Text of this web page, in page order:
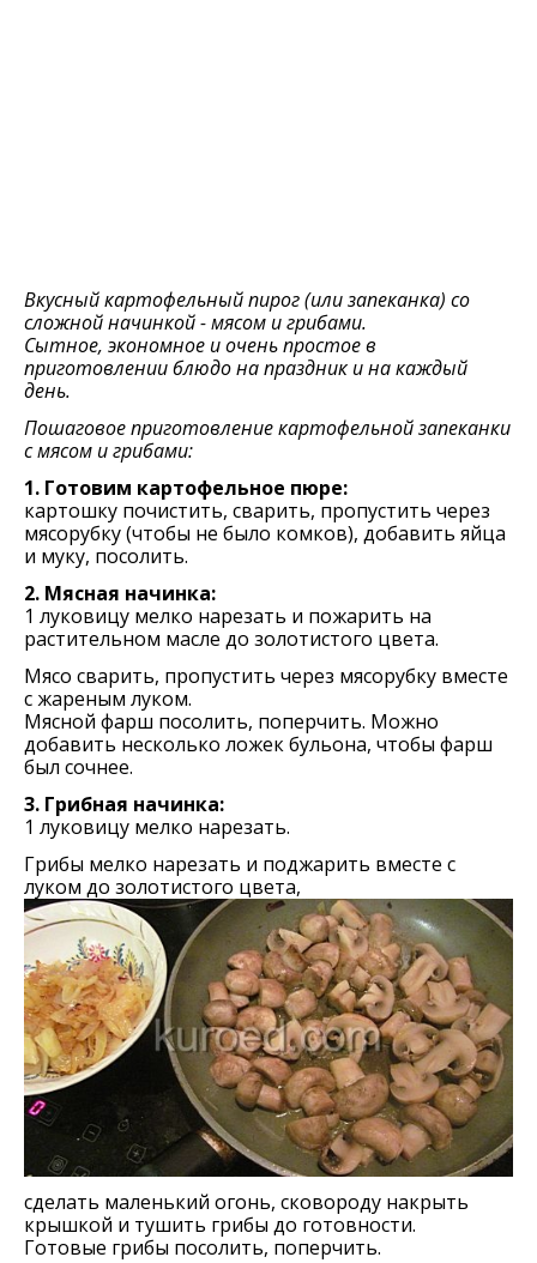
Вкусный картофельный пирог (или запеканка) со
сложной начинкой - мясом и грибами.
Сытное, экономное и очень простое в
приготовлении блюдо на праздник и на каждый
день.
Пошаговое приготовление картофельной запеканки
с мясом и грибами:
1. Готовим картофельное пюре:
картошку почистить, сварить, пропустить через
мясорубку (чтобы не было комков), добавить яйца
и муку, посолить.
2. Мясная начинка:
1 луковицу мелко нарезать и пожарить на
растительном масле до золотистого цвета.
Мясо сварить, пропустить через мясорубку вместе
с жареным луком.
Мясной фарш посолить, поперчить. Можно
добавить несколько ложек бульона, чтобы фарш
был сочнее.
3. Грибная начинка:
1 луковицу мелко нарезать.
Грибы мелко нарезать и поджарить вместе с
луком до золотистого цвета,
сделать маленький огонь, сковороду накрыть
крышкой и тушить грибы до готовности.
Готовые грибы посолить, поперчить.